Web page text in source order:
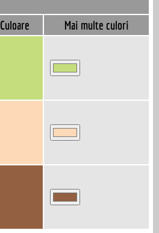
Culoare Mai multe culori